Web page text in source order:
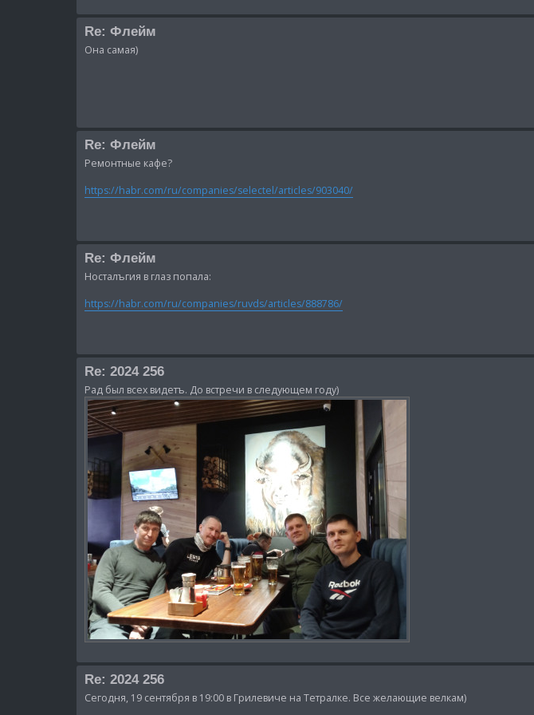
Re: Флейм
Она самая)
Re: Флейм
Ремонтные кафе?
https://habr.com/ru/companies/selectel/articles/903040/
Re: Флейм
Носталъгия в глаз попала:
https://habr.com/ru/companies/ruvds/articles/888786/
Re: 2024 256
Рад был всех видетъ. До встречи в следующем году)
Re: 2024 256
Сегодня, 19 сентября в 19:00 в Грилевиче на Тетралке. Все желающие велкам)